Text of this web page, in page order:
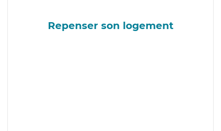
Repenser son logement